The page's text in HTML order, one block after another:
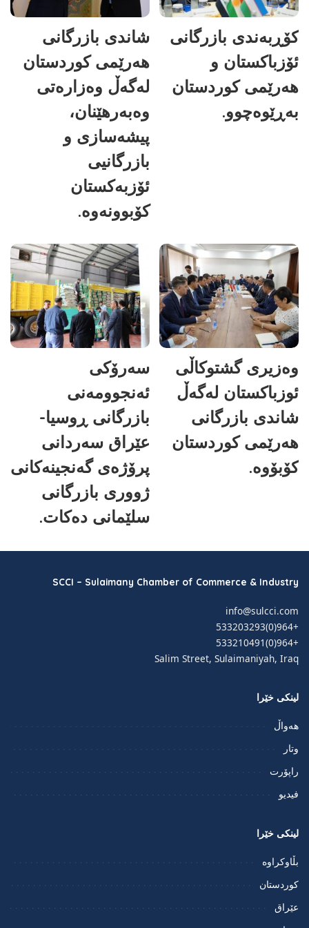
کۆڕبەندی بازرگانی
ئۆزباکستان و
هەرێمی کوردستان
بەڕێوەچوو.
شاندی بازرگانی
هەرێمی کوردستان
لەگەڵ وەزارەتی
وەبەرهێنان،
پیشەسازی و
بازرگانیی
ئۆزبەکستان
کۆبوونەوە.
وەزیری گشتوکاڵی
ئوزباکستان لەگەڵ
شاندی بازرگانی
هەرێمی کوردستان
کۆبۆوە.
سەرۆکی
ئەنجوومەنی
بازرگانی ڕوسیا-
عێراق سەردانی
پرۆژەی گەنجینەکانی
ژووری بازرگانی
سلێمانی دەکات.
SCCI – Sulaimany Chamber of Commerce & Industry
info@sulcci.com
+964(0)533203293
+964(0)533210491
Salim Street, Sulaimaniyah, Iraq
لینکی خێرا
هەواڵ
وتار
راپۆرت
فيديو
لینکی خێرا
بڵاوکراوە
کوردستان
عێراق